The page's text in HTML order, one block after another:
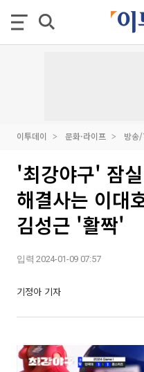
이투데이 문화·라이프 방송
'최강야구' 잠
해결사는 이대
김성근 '활짝'
입력 2024-01-09 07:57
기정아 기자